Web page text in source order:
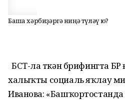
Башҡа хәрбиҙәргә ниңә түләү юҡ?
БСТ-ла үткән брифингта БР
халыҡты социаль яҡлау
Иванова: